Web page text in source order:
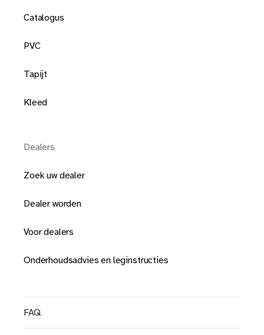
Catalogus
PVC
Tapijt
Kleed
Dealers
Zoek uw dealer
Dealer worden
Voor dealers
Onderhoudsadvies en leginstructies
FAQ